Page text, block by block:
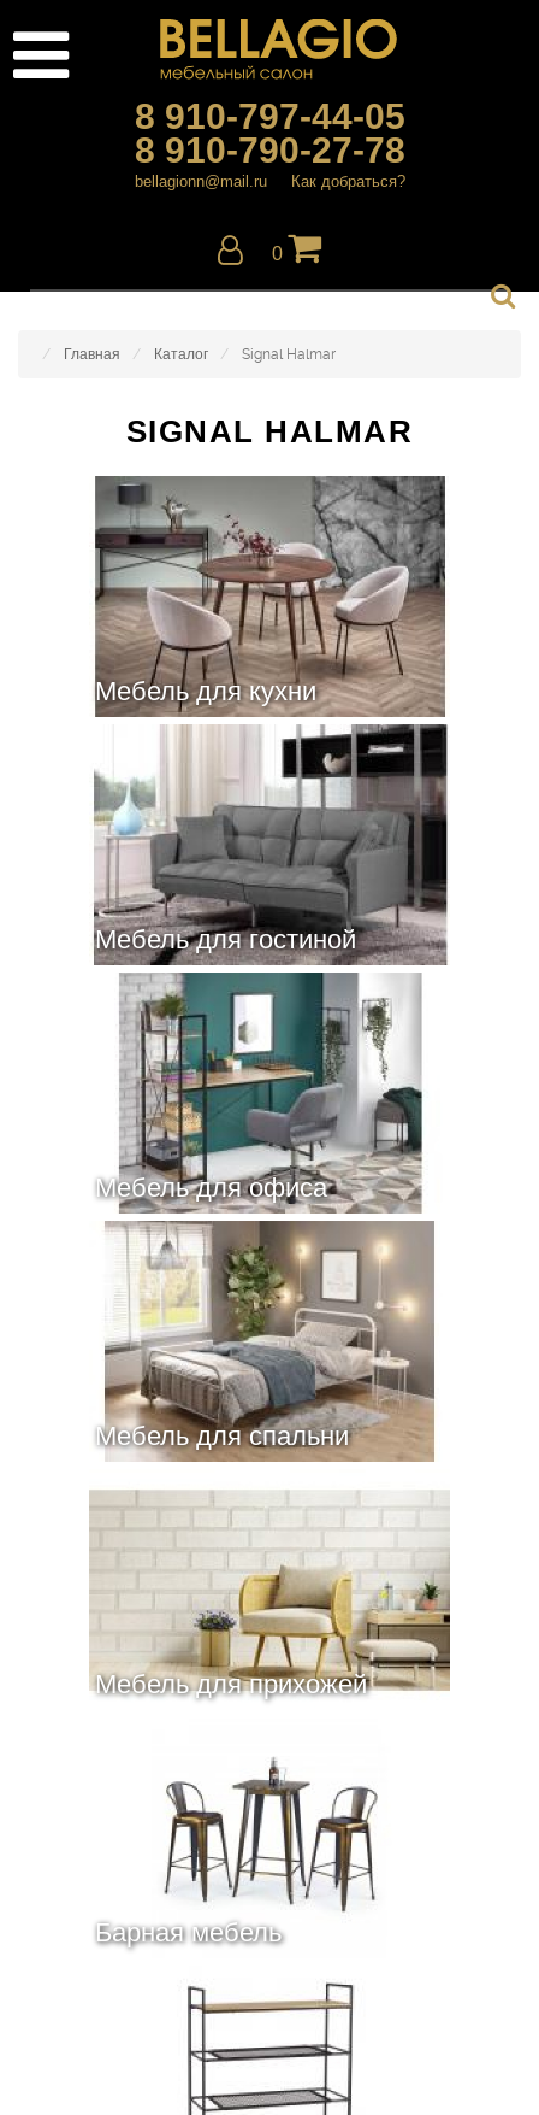
8 910-797-44-05
8 910-790-27-78
bellagionn@mail.ru Как добраться?
0
Главная Каталог Signal Halmar
SIGNAL HALMAR
Мебель для кухни
Мебель для гостиной
Мебель для офиса
Мебель для спальни
Мебель для прихожей
Барная мебель